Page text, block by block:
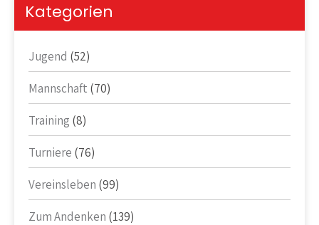
Kategorien
Jugend (52)
Mannschaft (70)
Training (8)
Turniere (76)
Vereinsleben (99)
Zum Andenken (139)